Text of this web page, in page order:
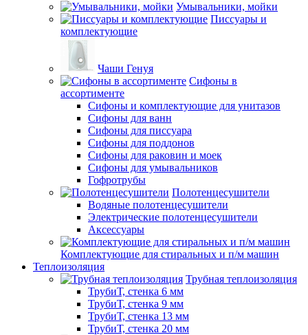
Умывальники, мойки
Писсуары и
комплектующие
Чаши Генуя
Сифоны в
ассортименте
Сифоны и комплектующие для унитазов
Сифоны для ванн
Сифоны для писсуара
Сифоны для поддонов
Сифоны для раковин и моек
Сифоны для умывальников
Гофротрубы
Полотенцесушители
Водяные полотенцесушители
Электрические полотенцесушители
Аксессуары
Комплектующие для стиральных и п/м машин
Теплоизоляция
Трубная теплоизоляция
ТрубиТ, стенка 6 мм
ТрубиТ, стенка 9 мм
ТрубиТ, стенка 13 мм
ТрубиТ, стенка 20 мм